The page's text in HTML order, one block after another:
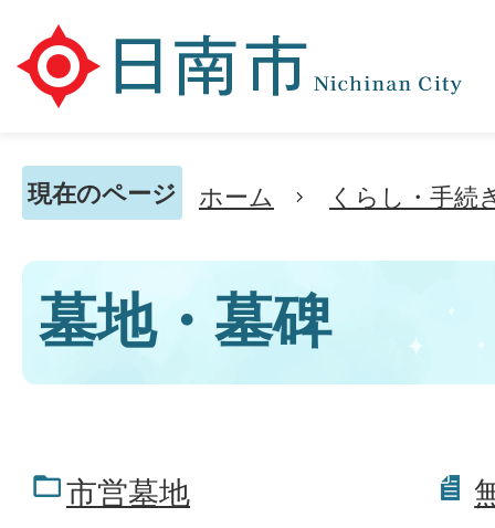
現在のページ ホーム くらし・手続
墓地・墓碑
市営墓地